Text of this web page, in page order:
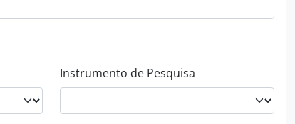
Instrumento de Pesquisa